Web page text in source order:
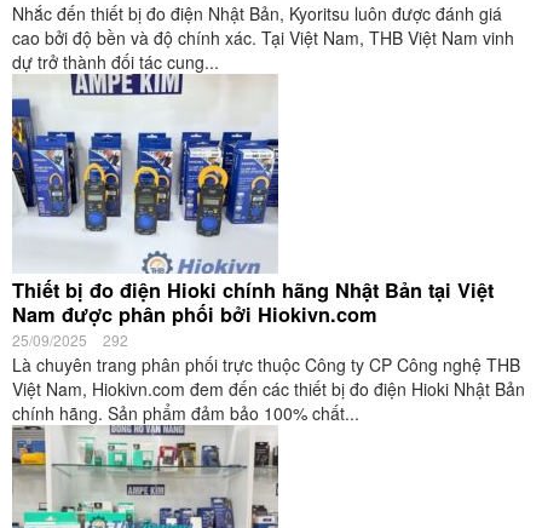
Nhắc đến thiết bị đo điện Nhật Bản, Kyoritsu luôn được đánh giá
cao bởi độ bền và độ chính xác. Tại Việt Nam, THB Việt Nam vinh
dự trở thành đối tác cung...
Thiết bị đo điện Hioki chính hãng Nhật Bản tại Việt
Nam được phân phối bởi Hiokivn.com
25/09/2025 292
Là chuyên trang phân phối trực thuộc Công ty CP Công nghệ THB
Việt Nam, Hiokivn.com đem đến các thiết bị đo điện Hioki Nhật Bản
chính hãng. Sản phẩm đảm bảo 100% chất...